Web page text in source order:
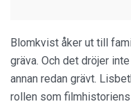
Blomkvist åker ut till
gräva. Och det dröjer
annan redan grävt.
rollen som